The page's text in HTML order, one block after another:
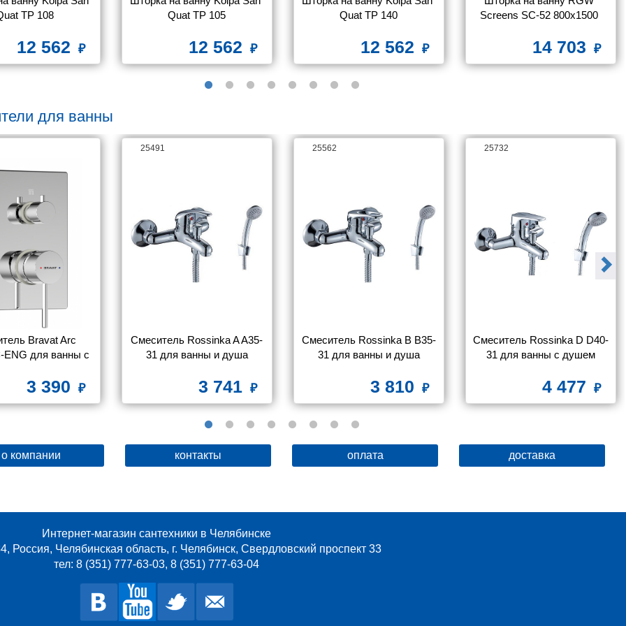
TP 108
12 562
Quat TP 105
12 562
Quat TP 140
12 562
Screens SC-52 800x1500
14 703
для ванны
Bravat Arc
ENG для ванны с
3 390
25491
Смеситель Rossinka A A35-
31 для ванны и душа
3 741
25562
Смеситель Rossinka B B35-
31 для ванны и душа
3 810
25732
Смеситель Rossinka D D40-
31 для ванны с душем
4 477
о компании контакты оплата доставка
Интернет-магазин сантехники в Челябинске
Россия, Челябинская область, г. Челябинск, Свердловский проспект 33
тел: 8 (351) 777-63-03, 8 (351) 777-63-04